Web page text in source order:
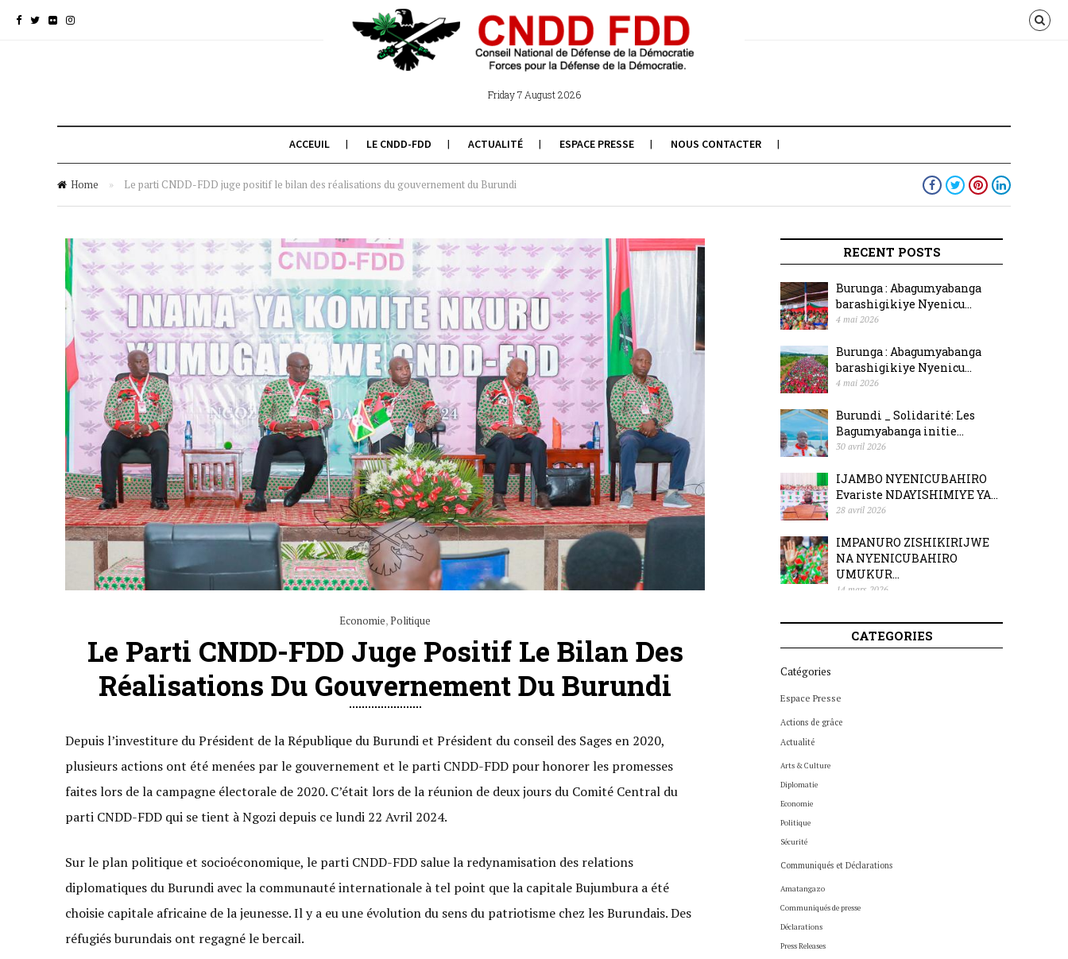
Friday 7 August 2026
ACCEUIL LE CNDD-FDD ACTUALITÉ ESPACE PRESSE NOUS CONTACTER
Home » Le parti CNDD-FDD juge positif le bilan des réalisations du gouvernement du Burundi
Economie,Politique
Le Parti CNDD-FDD Juge Positif Le Bilan Des
Réalisations Du Gouvernement Du Burundi
Depuis l’investiture du Président de la République du Burundi et Président du conseil des Sages en 2020,
plusieurs actions ont été menées par le gouvernement et le parti CNDD-FDD pour honorer les promesses
faites lors de la campagne électorale de 2020. C’était lors de la réunion de deux jours du Comité Central du
parti CNDD-FDD qui se tient à Ngozi depuis ce lundi 22 Avril 2024.
Sur le plan politique et socioéconomique, le parti CNDD-FDD salue la redynamisation des relations
diplomatiques du Burundi avec la communauté internationale à tel point que la capitale Bujumbura a été
choisie capitale africaine de la jeunesse. Il y a eu une évolution du sens du patriotisme chez les Burundais. Des
réfugiés burundais ont regagné le bercail.
RECENT POSTS
Burunga : Abagumyabanga
barashigikiye Nyenicu...
4 mai 2026
Burunga : Abagumyabanga
barashigikiye Nyenicu...
4 mai 2026
Burundi _ Solidarité: Les
Bagumyabanga initie...
30 avril 2026
IJAMBO NYENICUBAHIRO
Evariste NDAYISHIMIYE YA...
28 avril 2026
IMPANURO ZISHIKIRIJWE
NA NYENICUBAHIRO
UMUKUR...
14 mars 2026
CATEGORIES
Catégories
Espace Presse
Actions de grâce
Actualité
Arts & Culture
Diplomatie
Economie
Politique
Sécurité
Communiqués et Déclarations
Amatangazo
Communiqués de presse
Déclarations
Press Releases